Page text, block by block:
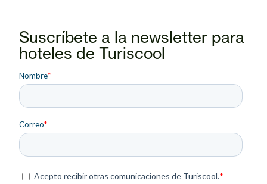
Suscríbete a la newsletter para
hoteles de Turiscool